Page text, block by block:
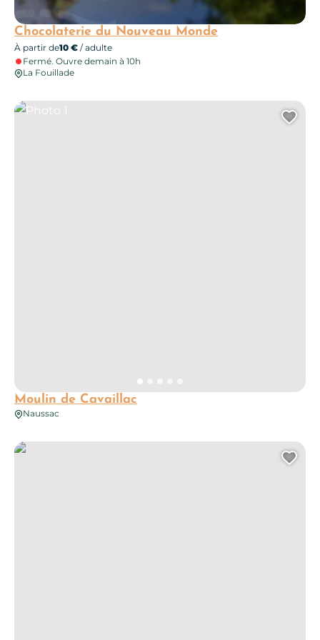
Chocolaterie du Nouveau Monde
À partir de10 € / adulte
Fermé. Ouvre demain à 10h
La Fouillade
Moulin de Cavaillac
Naussac
Photo 1
Eglise de Villevayre